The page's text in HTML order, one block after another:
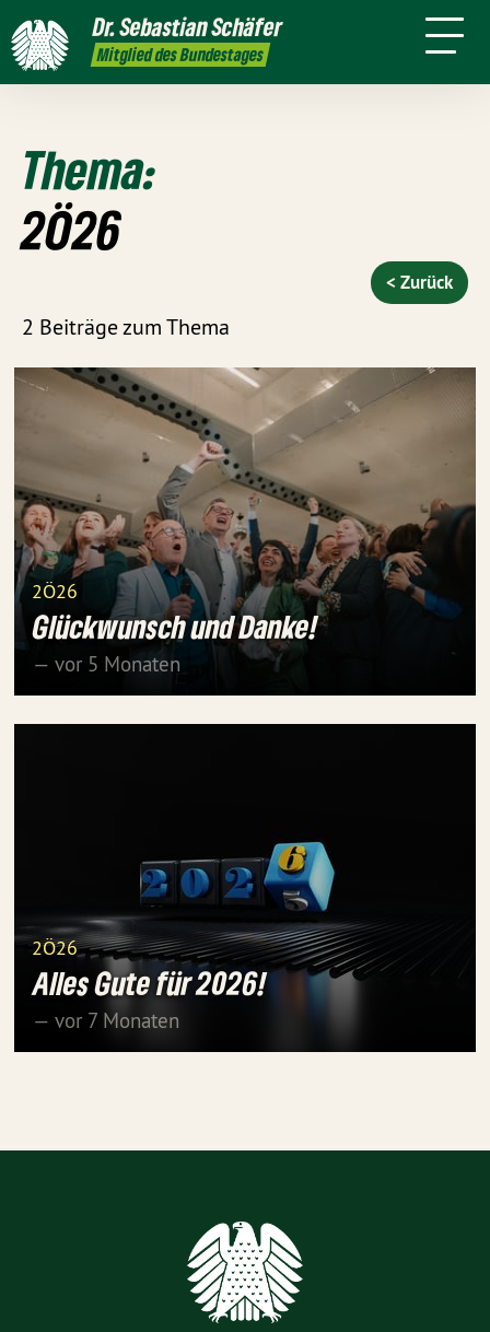
Dr. Sebastian Schäfer
Mitglied des Bundestages
Presse Kontakt
In den
Medien
mich
Thema:
2Ö26
2 Beiträge zum Thema
< Zurück
2Ö26
Glückwunsch und Danke!
— vor 5 Monaten
2Ö26
Alles Gute für 2026!
— vor 7 Monaten